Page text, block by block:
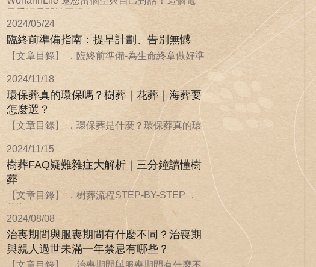
2024/05/24
臨終前準備指南：提早計劃、告別無憾
【文章目錄】 ．臨終前準備-為生命終章做好準
2024/11/18
環保葬真的環保嗎？樹葬｜花葬｜海葬要
怎麼選？
【文章目錄】 ．環保葬是什麼？環保葬真的環
保嗎？ ．環保葬也...
2024/11/15
樹葬FAQ疑難雜症大解析｜三分鐘讀懂樹
葬
【文章目錄】 ．樹葬流程STEP-BY-STEP ．
2024/08/08
治喪期間與服喪期間有什麼不同？治喪期
與親人過世未滿一年禁忌有哪些？
【文章目錄】 ．治喪期間與服喪期間有什麼不